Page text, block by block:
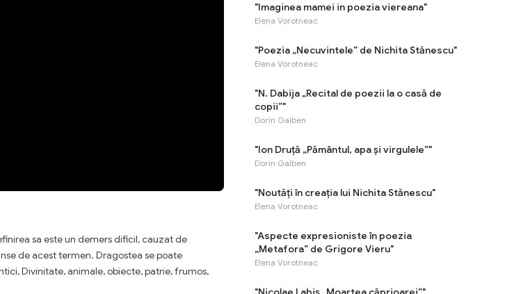
sa este un demers dificil, cauzat de
de acest termen. Dragostea se poate
Divinitate, animale, obiecte, patrie, frumos,
"Imaginea mamei in poezia viereana"
Elena Vorotneac
"Poezia „Necuvintele” de Nichita Stănescu"
Elena Vorotneac
"N. Dabija „Recital de poezii la o casă de
copii”"
Dorin Galben
"Ion Druță „Pământul, apa și virgulele”"
Dorin Galben
"Noutăți în creația lui Nichita Stănescu"
Elena Vorotneac
"Aspecte expresioniste în poezia
„Metafora” de Grigore Vieru"
Elena Vorotneac